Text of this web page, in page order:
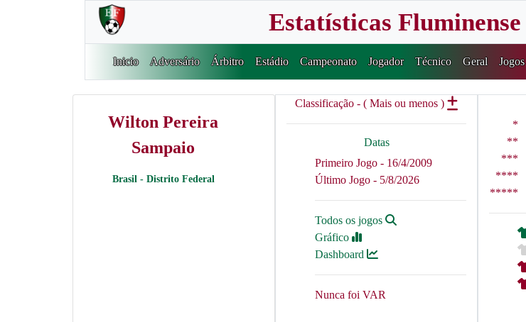
Estatísticas Fluminense
Inicio Adversário Árbitro Estádio Campeonato Jogador Técnico Geral Jogos
Wilton Pereira
Sampaio
Brasil - Distrito Federal
Classificação - ( Mais ou menos )
Datas
Primeiro Jogo - 16/4/2009
Último Jogo - 5/8/2026
Todos os jogos
Gráfico
Dashboard
Nunca foi VAR
*
**
***
****
*****